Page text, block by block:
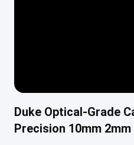
Duke Optical-Grade
Precision 10mm